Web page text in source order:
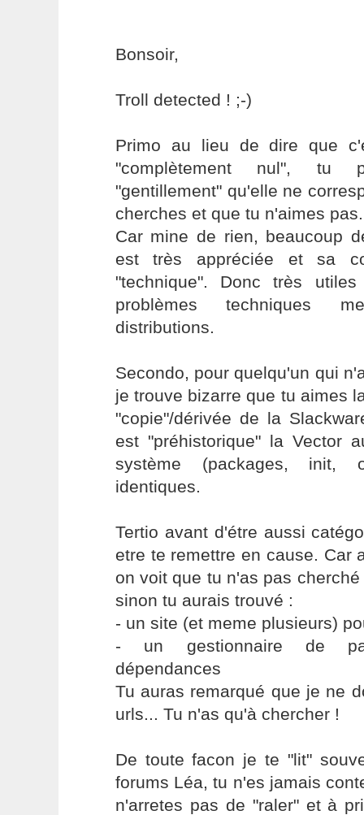
Bonsoir,
Troll detected ! ;-)
Primo au lieu de dire que
"complètement nul", tu
"gentillement" qu'elle ne
cherches et que tu n'aimes pas.
Car mine de rien, beaucoup
est très appréciée et sa
"technique". Donc très
problèmes techniques
distributions.
Secondo, pour quelqu'un qui
je trouve bizarre que tu aimes
"copie"/dérivée de la
est "préhistorique" la Vector
système (packages, init,
identiques.
Tertio avant d'étre aussi
etre te remettre en cause. Car
on voit que tu n'as pas
sinon tu aurais trouvé :
- un site (et meme plusieurs)
- un gestionnaire de
dépendances
Tu auras remarqué que je ne
urls... Tu n'as qu'à chercher !
De toute facon je te "lit"
forums Léa, tu n'es jamais
n'arretes pas de "raler" et à